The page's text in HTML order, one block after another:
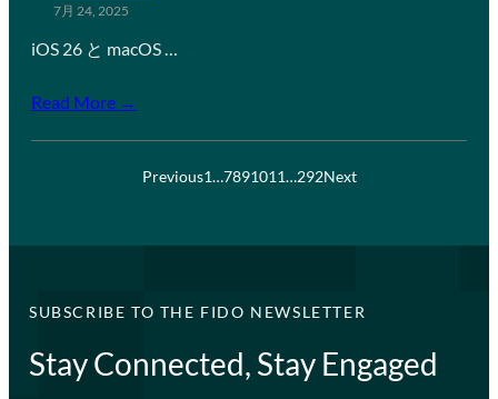
7月 24, 2025
iOS 26 と macOS …
Read More →
Previous1…7891011…292Next
SUBSCRIBE TO THE FIDO NEWSLETTER
Stay Connected, Stay Engaged